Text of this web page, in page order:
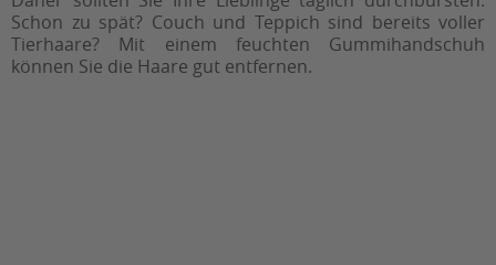
Schon zu spät? Couch und Teppich sind bereits voller
Tierhaare? Mit einem feuchten Gummihandschuh
können Sie die Haare gut entfernen.